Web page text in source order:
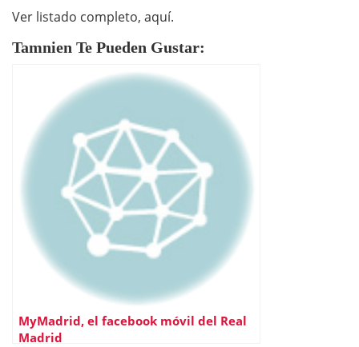
Ver listado completo, aquí.
Tamnien Te Pueden Gustar:
MyMadrid, el facebook móvil del Real
Madrid